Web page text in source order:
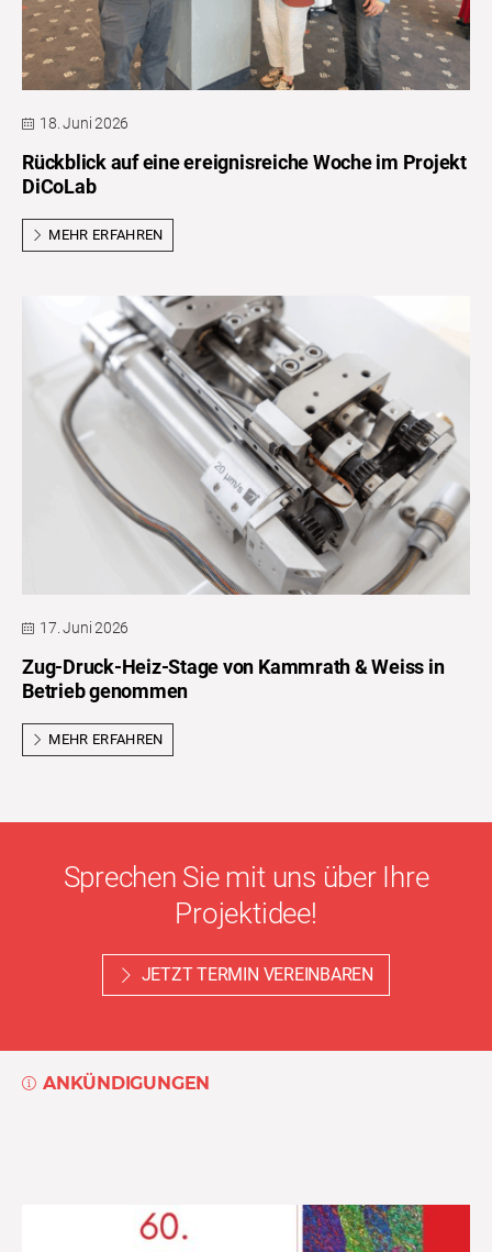
18. Juni 2026
Rückblick auf eine ereignisreiche Woche im Projekt
DiCoLab
MEHR ERFAHREN
17. Juni 2026
Zug-Druck-Heiz-Stage von Kammrath & Weiss in
Betrieb genommen
MEHR ERFAHREN
Sprechen Sie mit uns über Ihre
Projektidee!
JETZT TERMIN VEREINBAREN
ANKÜNDIGUNGEN